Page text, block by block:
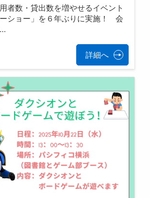
者数・貸出数を増やせるイベント
ーショー」を６年ぶりに実施！ 会
詳細へ